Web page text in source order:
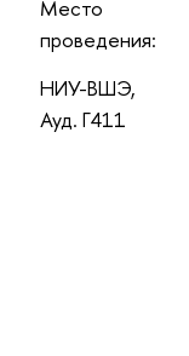
Место
проведения:
НИУ-ВШЭ,
Ауд. Г411